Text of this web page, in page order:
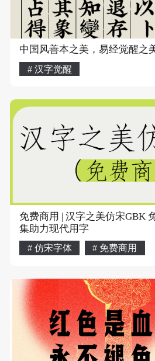
中国风善本之美，易经觉醒之
# 汉字觉醒
免费商用 | 汉字之美仿宋GBK
集助力现代用字
# 仿宋字体 # 免费商用